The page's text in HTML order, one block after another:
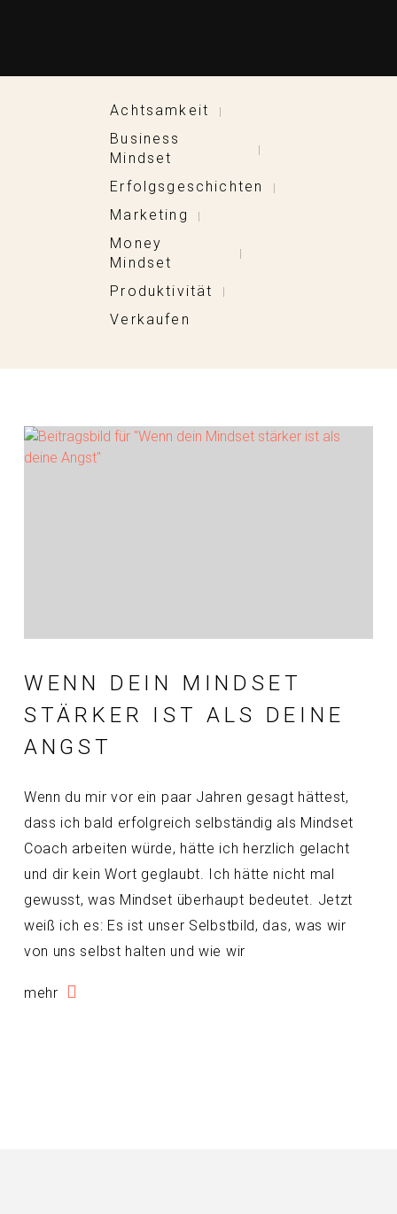
Achtsamkeit |
Business
Mindset
|
Erfolgsgeschichten |
Marketing |
Money
Mindset
|
Produktivität |
Verkaufen
WENN DEIN MINDSET
STÄRKER IST ALS DEINE
ANGST
Wenn du mir vor ein paar Jahren gesagt hättest,
dass ich bald erfolgreich selbständig als Mindset
Coach arbeiten würde, hätte ich herzlich gelacht
und dir kein Wort geglaubt. Ich hätte nicht mal
gewusst, was Mindset überhaupt bedeutet. Jetzt
weiß ich es: Es ist unser Selbstbild, das, was wir
von uns selbst halten und wie wir
mehr